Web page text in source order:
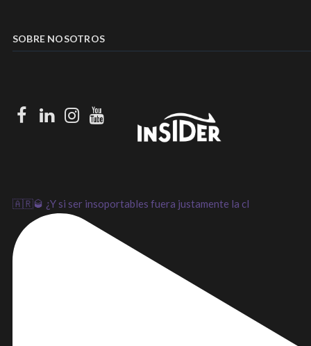
SOBRE NOSOTROS
Facebook
LinkedIn
Instagram
Youtube
🇦🇷🥃 ¿Y si ser insoportables fuera justamente la cl